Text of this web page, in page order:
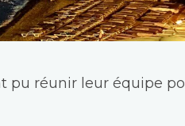
pu réunir leur équipe